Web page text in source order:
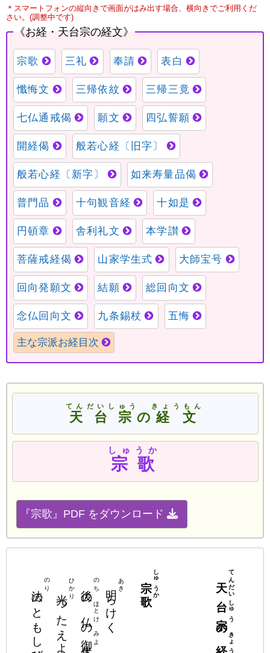
＊スマートフォンの縦向きで画面がはみ出す場合、横向きでご利用くだ
さい。(調整中です)
天台宗
てんだいしゅう
の 経文
きょうもん
宗歌
しゅうか
『宗歌』PDF をダウンロード
天台宗てんだいしゅう
の
経文
宗歌しゅうか
あき
らけく
のち
の
ほとけ
の
御代 みよ
ひかり
つたえよ
のり
のともしび